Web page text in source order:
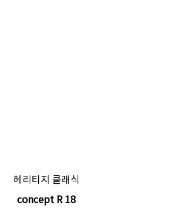
헤리티지 클래식
concept R 18